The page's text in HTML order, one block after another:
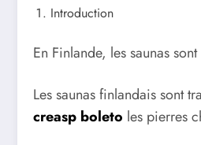
Introduction
En Finlande, les saunas
Les saunas finlandais sont
creasp boleto les pierres